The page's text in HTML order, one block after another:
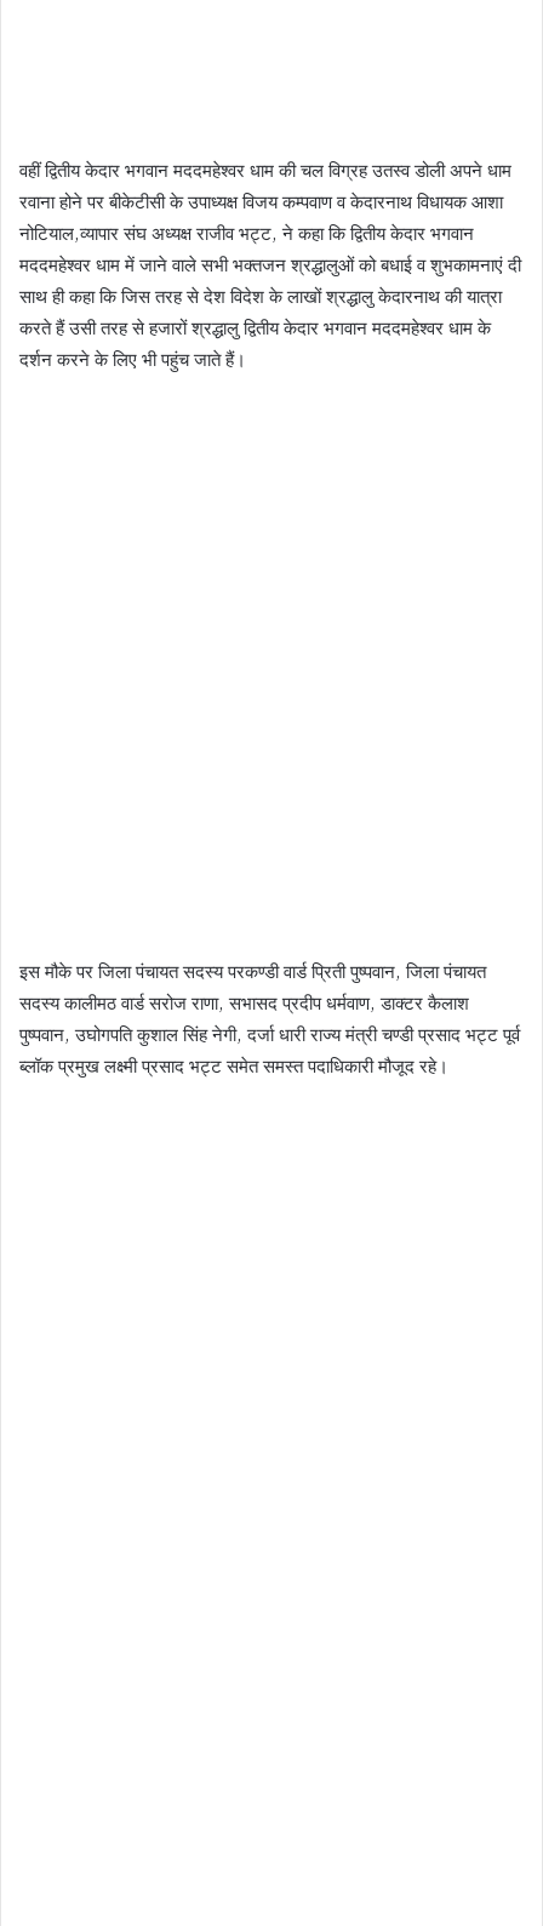
वहीं द्वितीय केदार भगवान मददमहेश्वर धाम की चल विग्रह उतस्व डोली अपने धाम
रवाना होने पर बीकेटीसी के उपाध्यक्ष विजय कम्पवाण व केदारनाथ विधायक आशा
नोटियाल,व्यापार संघ अध्यक्ष राजीव भट्ट, ने कहा कि द्वितीय केदार भगवान
मददमहेश्वर धाम में जाने वाले सभी भक्तजन श्रद्धालुओं को बधाई व शुभकामनाएं दी
साथ ही कहा कि जिस तरह से देश विदेश के लाखों श्रद्धालु केदारनाथ की यात्रा
करते हैं उसी तरह से हजारों श्रद्धालु द्वितीय केदार भगवान मददमहेश्वर धाम के
दर्शन करने के लिए भी पहुंच जाते हैं।
इस मौके पर जिला पंचायत सदस्य परकण्डी वार्ड प्रिती पुष्पवान, जिला पंचायत
सदस्य कालीमठ वार्ड सरोज राणा, सभासद प्रदीप धर्मवाण, डाक्टर कैलाश
पुष्पवान, उघोगपति कुशाल सिंह नेगी, दर्जा धारी राज्य मंत्री चण्डी प्रसाद भट्ट पूर्व
ब्लॉक प्रमुख लक्ष्मी प्रसाद भट्ट समेत समस्त पदाधिकारी मौजूद रहे।